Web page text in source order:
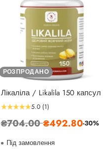
РОЗПРОДАНО
Лікаліла / Likalila 150 капсул
5.0 (1)
Звичайна
₴704.00₴492.80-30%
Під замовлення